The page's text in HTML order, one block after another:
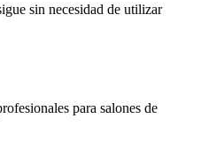
sin necesidad de utilizar
para salones de